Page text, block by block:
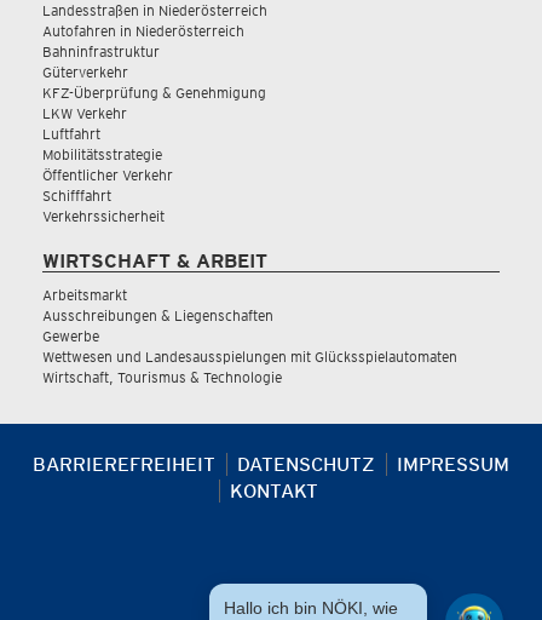
Landesstraßen in Niederösterreich
Autofahren in Niederösterreich
Bahninfrastruktur
Güterverkehr
KFZ-Überprüfung & Genehmigung
LKW Verkehr
Luftfahrt
Mobilitätsstrategie
Öffentlicher Verkehr
Schifffahrt
Verkehrssicherheit
WIRTSCHAFT & ARBEIT
Arbeitsmarkt
Ausschreibungen & Liegenschaften
Gewerbe
Wettwesen und Landesausspielungen mit Glücksspielautomaten
Wirtschaft, Tourismus & Technologie
BARRIEREFREIHEIT DATENSCHUTZ
IMPRESSUM
KONTAKT
Hallo ich bin NÖKI, wie